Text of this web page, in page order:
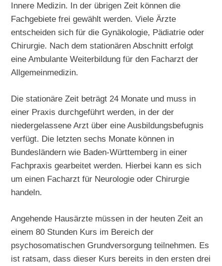
Innere Medizin. In der übrigen Zeit können die
Fachgebiete frei gewählt werden. Viele Ärzte
entscheiden sich für die Gynäkologie, Pädiatrie oder
Chirurgie. Nach dem stationären Abschnitt erfolgt
eine Ambulante Weiterbildung für den Facharzt der
Allgemeinmedizin.
Die stationäre Zeit beträgt 24 Monate und muss in
einer Praxis durchgeführt werden, in der der
niedergelassene Arzt über eine Ausbildungsbefugnis
verfügt. Die letzten sechs Monate können in
Bundesländern wie Baden-Württemberg in einer
Fachpraxis gearbeitet werden. Hierbei kann es sich
um einen Facharzt für Neurologie oder Chirurgie
handeln.
Angehende Hausärzte müssen in der heuten Zeit an
einem 80 Stunden Kurs im Bereich der
psychosomatischen Grundversorgung teilnehmen. Es
ist ratsam, dass dieser Kurs bereits in den ersten drei